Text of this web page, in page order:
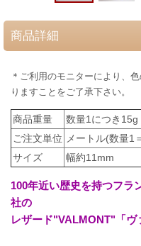
商品詳細
＊ご利用のモニターにより、
りますことをご了承下さい。
商品重量
数量1につき15g
ご注文単位
メートル(数量1
サイズ
幅約11mm
100年近い歴史を持つフラ
社の
レザード"VALMONT"「ヴ